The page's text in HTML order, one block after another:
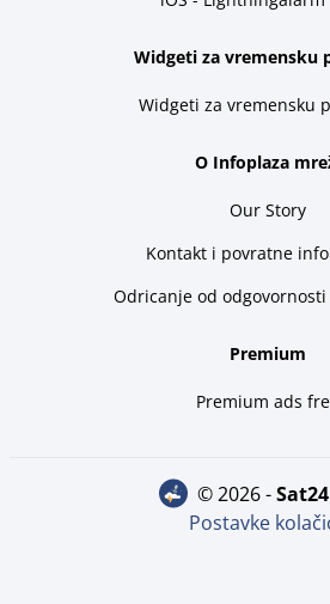
Widgeti za vremensku
Widgeti za vremensku
O Infoplaza
Our Story
Kontakt i povratne
Odricanje od
Premium
Premium ads
© 2026 -
Postavke